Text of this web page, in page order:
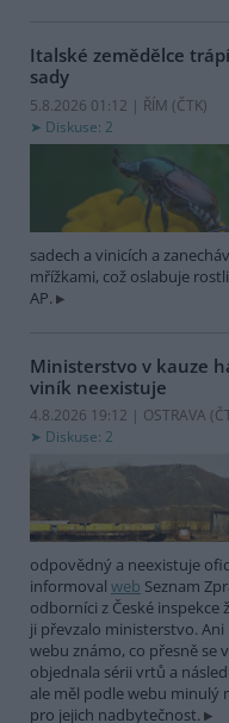
Italské zemědělce
sady
5.8.2026 01:12 | ŘÍM (ČTK)
Diskuse: 2
sadech a vinicích a
mřížkami, což oslabuje
AP.
Ministerstvo v kauze
viník neexistuje
4.8.2026 19:12 | OSTRAVA (
Diskuse: 2
odpovědný a neexistuje
informoval web Seznam
odborníci z České
ji převzalo ministerstvo.
webu známo, co přesně se
objednala sérii vrtů a
ale měl podle webu minulý
pro jejich nadbytečnost.